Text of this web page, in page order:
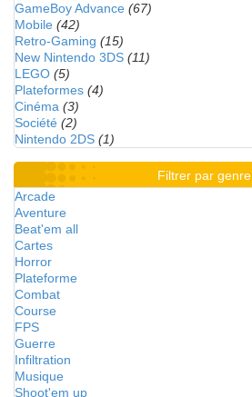
GameBoy Advance (67)
Mobile (42)
Retro-Gaming (15)
New Nintendo 3DS (11)
LEGO (5)
Plateformes (4)
Cinéma (3)
Société (2)
Nintendo 2DS (1)
Filtrer par genre
Arcade
Aventure
Beat'em all
Cartes
Horror
Plateforme
Combat
Course
FPS
Guerre
Infiltration
Musique
Shoot'em up